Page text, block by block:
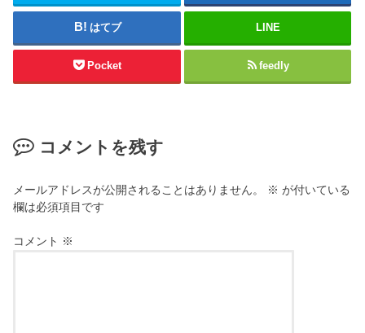
はてブ LINE
Pocket feedly
コメントを残す
メールアドレスが公開されることはありません。 ※ が付いている
欄は必須項目です
コメント ※